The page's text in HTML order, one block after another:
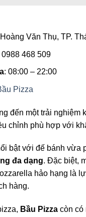
Văn Thụ, TP.
0988 468 509
: 08:00 – 22:00
Pizza
đến một trải nghiệm
chỉnh phù hợp với
bật với đế bánh vừa
đa dạng. Đặc biệt,
hảo hạng là
hàng.
Bầu Pizza còn có